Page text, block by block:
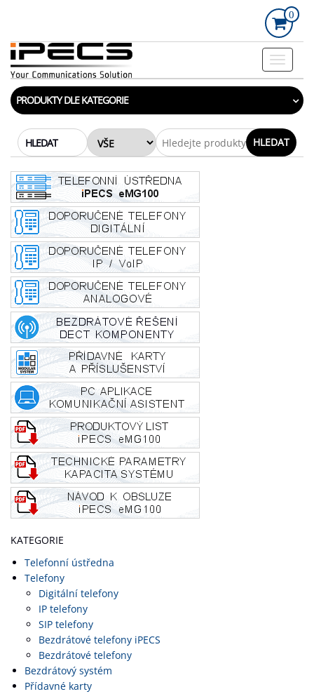
content
0
PRODUKTY DLE KATEGORIE
HLEDAT HLEDAT
KATEGORIE
Telefonní ústředna
Telefony
Digitální telefony
IP telefony
SIP telefony
Bezdrátové telefony iPECS
Bezdrátové telefony
Bezdrátový systém
Přídavné karty